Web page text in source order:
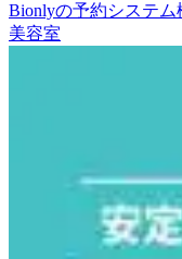
Bionlyの予約システム
美容室